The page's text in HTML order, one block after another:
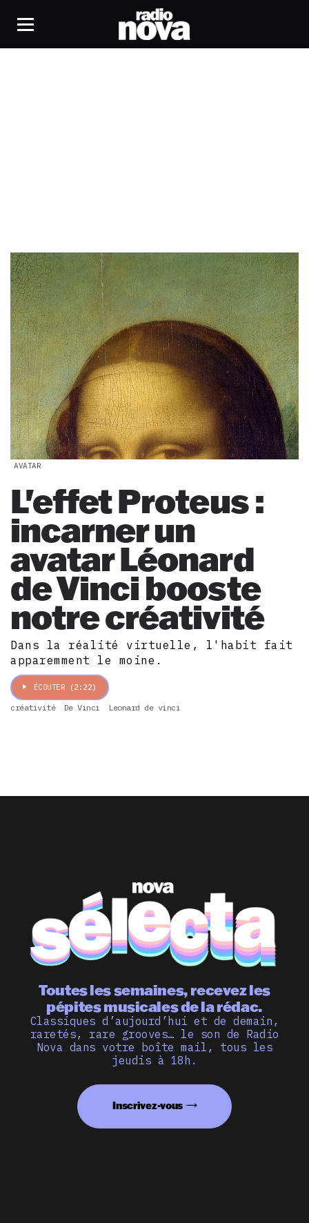
AVATAR
L'effet Proteus :
incarner un
avatar Léonard
de Vinci booste
notre créativité
Dans la réalité virtuelle, l'habit fait
apparemment le moine.
ÉCOUTER (2:22)
créativité De Vinci Leonard de vinci
Toutes les semaines, recevez les
pépites musicales de la rédac.
Classiques d’aujourd’hui et de demain,
raretés, rare grooves… le son de Radio
Nova dans votre boîte mail, tous les
jeudis à 18h.
Inscrivez-vous